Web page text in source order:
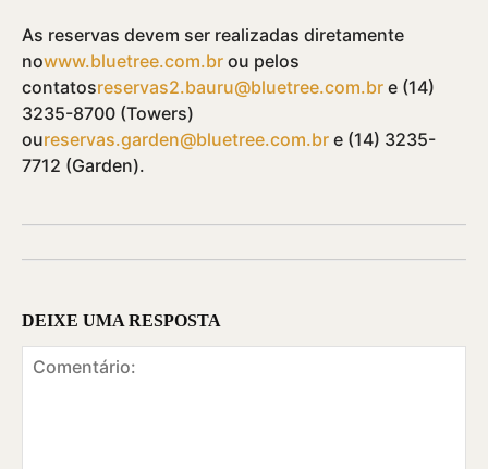
As reservas devem ser realizadas diretamente
nowww.bluetree.com.br ou pelos
contatosreservas2.bauru@bluetree.com.br e (14)
3235-8700 (Towers)
oureservas.garden@bluetree.com.br e (14) 3235-
7712 (Garden).
DEIXE UMA RESPOSTA